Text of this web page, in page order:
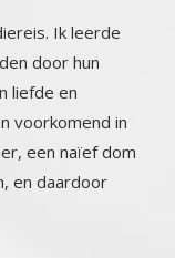
Ik leerde
door hun
liefde en
voorkomend in
een naïef dom
en daardoor